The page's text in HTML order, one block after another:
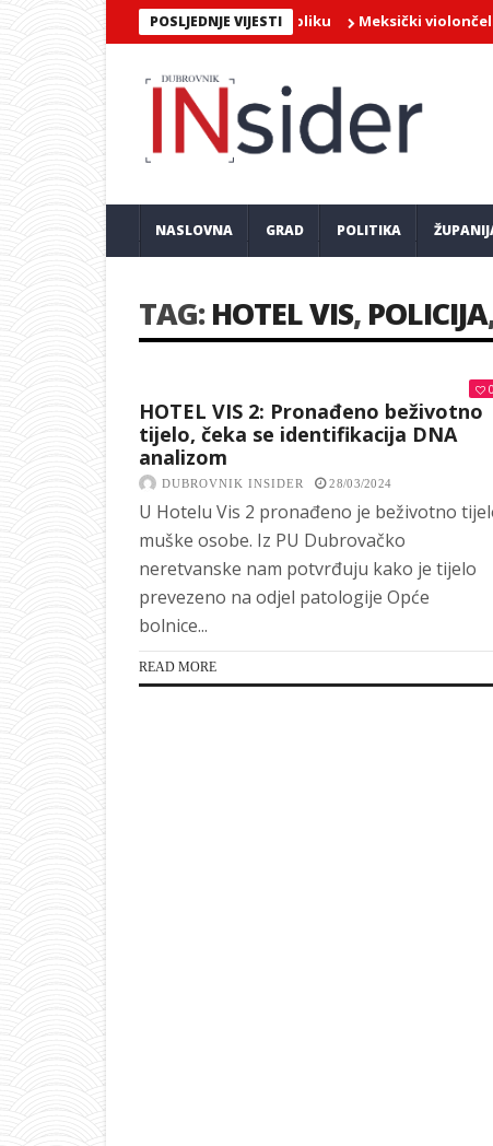
POSLJEDNJE VIJESTI Meksički violončelist
NASLOVNA GRAD POLITIKA
TAG:HOTEL VIS, POLICIJA
0
HOTEL VIS 2: Pronađeno beživotno
tijelo, čeka se identifikacija DNA
analizom
DUBROVNIK INSIDER 28/03/2024
U Hotelu Vis 2 pronađeno je beživotno
muške osobe. Iz PU Dubrovačko
neretvanske nam potvrđuju kako je tijelo
prevezeno na odjel patologije Opće
bolnice...
READ MORE